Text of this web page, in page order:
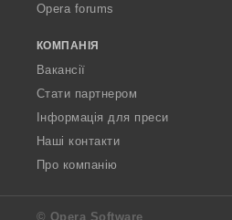
Opera forums
КОМПАНІЯ
Вакансії
Стати партнером
Інформація для преси
Наші контакти
Про компанію
© Opera Software